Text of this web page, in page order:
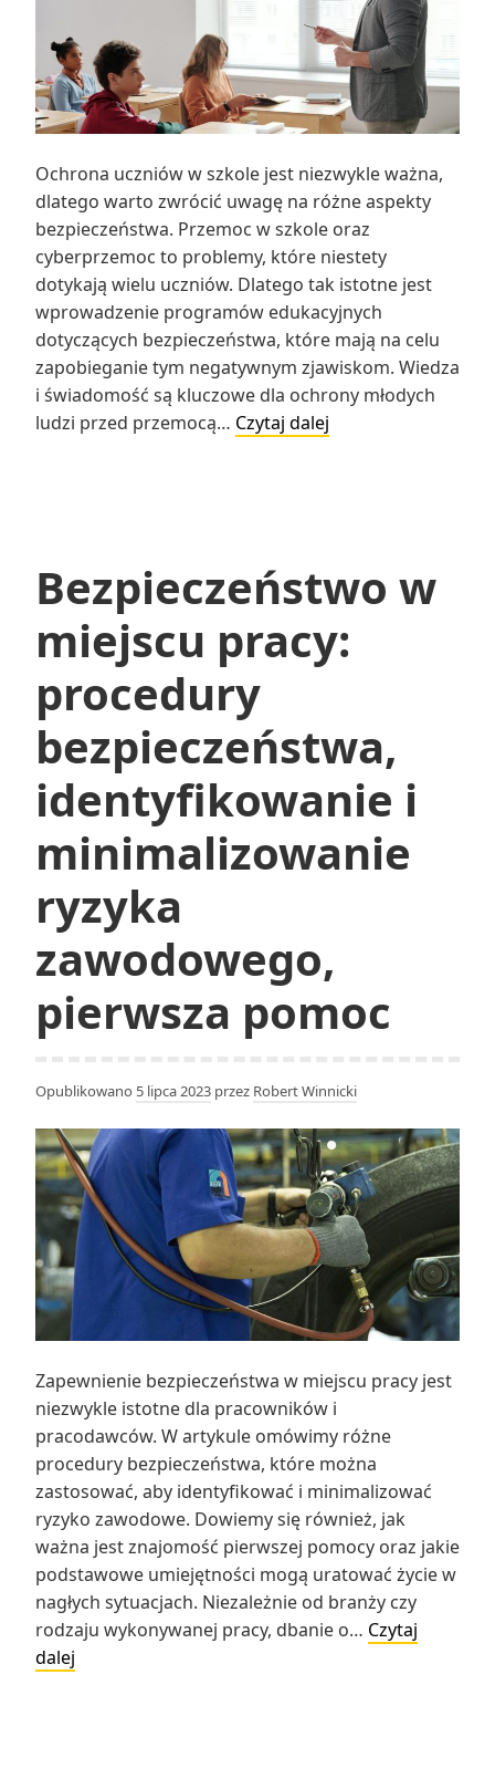
Ochrona uczniów w szkole jest niezwykle ważna,
dlatego warto zwrócić uwagę na różne aspekty
bezpieczeństwa. Przemoc w szkole oraz
cyberprzemoc to problemy, które niestety
dotykają wielu uczniów. Dlatego tak istotne jest
wprowadzenie programów edukacyjnych
dotyczących bezpieczeństwa, które mają na celu
zapobieganie tym negatywnym zjawiskom. Wiedza
i świadomość są kluczowe dla ochrony młodych
ludzi przed przemocą… Czytaj dalej
szkole,
programy
Bezpieczeństwo w
miejscu pracy:
procedury
bezpieczeństwa,
identyfikowanie i
minimalizowanie
ryzyka
zawodowego,
pierwsza pomoc
Opublikowano 5 lipca 2023 przez Robert Winnicki
Zapewnienie bezpieczeństwa w miejscu pracy jest
niezwykle istotne dla pracowników i
pracodawców. W artykule omówimy różne
procedury bezpieczeństwa, które można
zastosować, aby identyfikować i minimalizować
ryzyko zawodowe. Dowiemy się również, jak
ważna jest znajomość pierwszej pomocy oraz jakie
podstawowe umiejętności mogą uratować życie w
nagłych sytuacjach. Niezależnie od branży czy
rodzaju wykonywanej pracy, dbanie o… Czytaj
dalej